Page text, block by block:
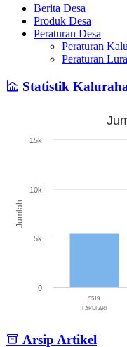
Berita Desa
Produk Desa
Peraturan Desa
Peraturan
Peraturan
Statistik
The chart has 1 Y axis
Jumlah
5519
LAKI-LAKI
0
5k
10k
15k
Arsip Artikel